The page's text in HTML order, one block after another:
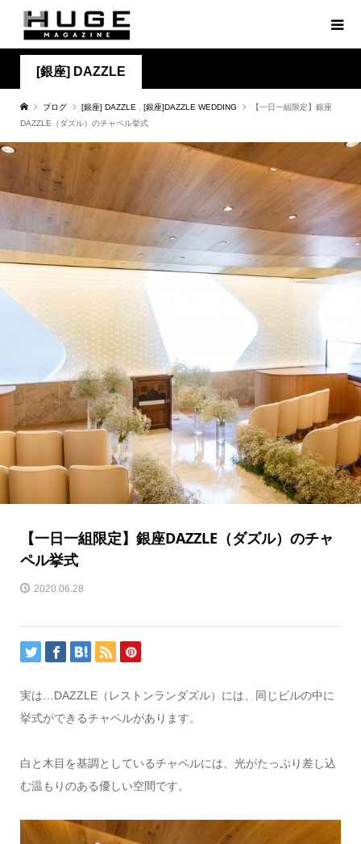
[銀座] DAZZLE
ブログ [銀座] DAZZLE [銀座]DAZZLE WEDDING
【一日一組限定】銀座
DAZZLE（ダズル）のチャペル挙式
【一日一組限定】銀座DAZZLE（ダズル）のチャ
ペル挙式
2020.06.28
実は… DAZZLE（レストンランダズル）には、同じビルの中に
挙式ができるチャペルがあります。
白と木目を基調としているチャペルには、光がたっぷり差し込
む温もりのある優しい空間です。